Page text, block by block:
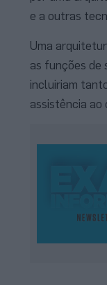
e a outras
Uma
as funções de
incluiriam
assistência ao